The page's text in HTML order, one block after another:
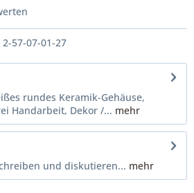
2-57-07-01-27
rundes Keramik-Gehäuse,
Handarbeit, Dekor /... mehr
und diskutieren... mehr